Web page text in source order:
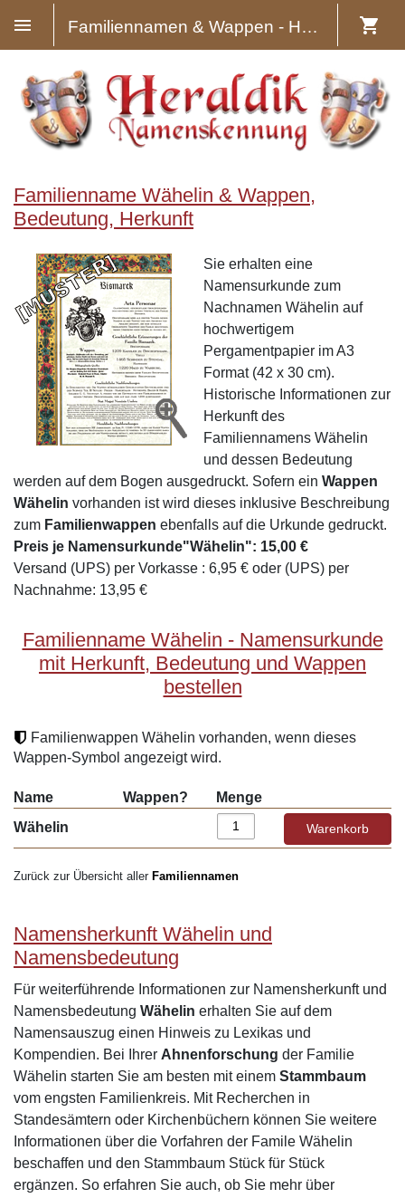
Familiennamen & Wappen - Heraldik
Familienname Wähelin & Wappen,
Bedeutung, Herkunft
Sie erhalten eine
Namensurkunde zum
Nachnamen Wähelin auf
hochwertigem
Pergamentpapier im A3
Format (42 x 30 cm).
Historische Informationen zur
Herkunft des
Familiennamens Wähelin
und dessen Bedeutung
werden auf dem Bogen ausgedruckt. Sofern ein Wappen
Wähelin vorhanden ist wird dieses inklusive Beschreibung
zum Familienwappen ebenfalls auf die Urkunde gedruckt.
Preis je Namensurkunde"Wähelin": 15,00 €
Versand (UPS) per Vorkasse : 6,95 € oder (UPS) per
Nachnahme: 13,95 €
Familienname Wähelin - Namensurkunde
mit Herkunft, Bedeutung und Wappen
bestellen
Familienwappen Wähelin vorhanden, wenn dieses
Wappen-Symbol angezeigt wird.
Name Wappen?
Menge
Wähelin
Zurück zur Übersicht aller Familiennamen
Namensherkunft Wähelin und
Namensbedeutung
Für weiterführende Informationen zur Namensherkunft und
Namensbedeutung Wähelin erhalten Sie auf dem
Namensauszug einen Hinweis zu Lexikas und
Kompendien. Bei Ihrer Ahnenforschung der Familie
Wähelin starten Sie am besten mit einem Stammbaum
vom engsten Familienkreis. Mit Recherchen in
Standesämtern oder Kirchenbüchern können Sie weitere
Informationen über die Vorfahren der Famile Wähelin
beschaffen und den Stammbaum Stück für Stück
ergänzen. So erfahren Sie auch, ob Sie mehr über